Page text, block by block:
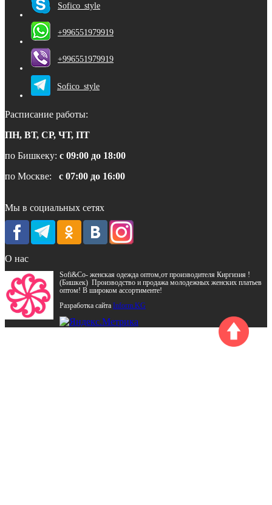
Sofico_style
+996551979919
+996551979919
Sofico_style
Расписание работы:
ПН, ВТ, СР, ЧТ, ПТ
по Бишкеку: с 09:00 до 18:00
по Москве: с 07:00 до 16:00
Мы в социальных сетях
О нас
Sofi&Co- женская одежда оптом,от производителя Киргизия !
(Бишкек) Производство и продажа молодежных женских платьев
оптом! В широком ассортименте!
Разработка сайта Inform.KG